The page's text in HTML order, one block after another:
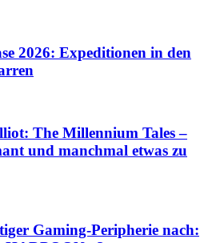
2026: Expeditionen in den
The Millennium Tales –
und manchmal etwas zu
Gaming-Peripherie nach: